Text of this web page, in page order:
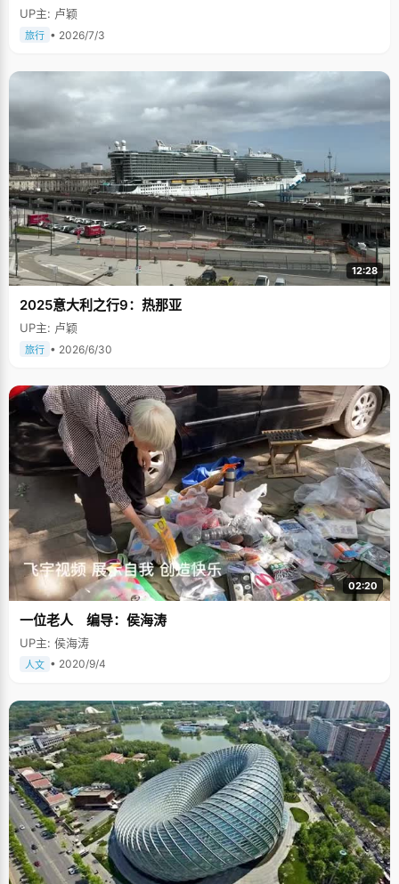
UP主: 卢颖
旅行 • 2026/7/3
12:28
2025意大利之行9：热那亚
UP主: 卢颖
旅行 • 2026/6/30
02:20
一位老人 编导：侯海涛
UP主: 侯海涛
人文 • 2020/9/4